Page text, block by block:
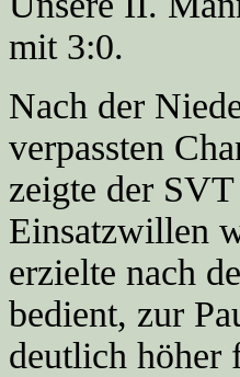
mit 3:0.
Nach der
verpassten
zeigte der
Einsatzwillen
erzielte nach
bedient, zur
deutlich höher